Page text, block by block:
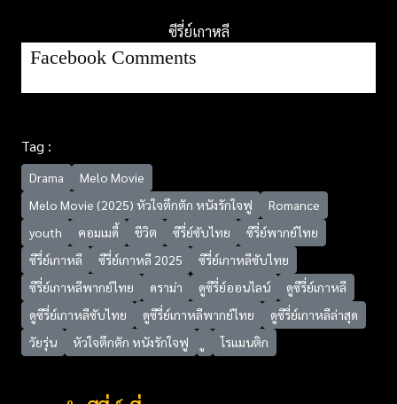
ซีรี่ย์เกาหลี
Facebook Comments
Tag :
Drama
Melo Movie
Melo Movie (2025) หัวใจตึกตัก หนังรักใจฟู
Romance
youth
คอมเมดี้ ชีวิต ซีรี่ย์ซับไทย
ซีรี่ย์พากย์ไทย
ซีรี่ย์เกาหลี
ซีรี่ย์เกาหลี 2025
ซีรี่ย์เกาหลีซับไทย
ซีรี่ย์เกาหลีพากย์ไทย
ดราม่า ดูซีรี่ย์ออนไลน์
ดูซีรี่ย์เกาหลี
ดูซีรี่ย์เกาหลีซับไทย
ดูซีรี่ย์เกาหลีพากย์ไทย
ดูซีรี่ย์เกาหลีล่าสุด
วัยรุ่น
หัวใจตึกตัก หนังรักใจฟู โรแมนติก